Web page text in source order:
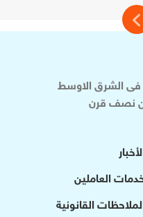
فى الشرق الاوسط
من نصف قرن
العاملين
القانونية